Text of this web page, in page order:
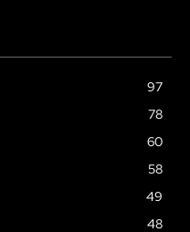
97
78
60
58
49
48